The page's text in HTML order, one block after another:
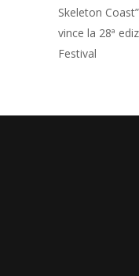
Skeleton
vince la 28ª
Festival